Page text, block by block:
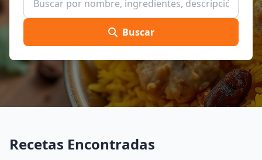
Buscar
Recetas Encontradas